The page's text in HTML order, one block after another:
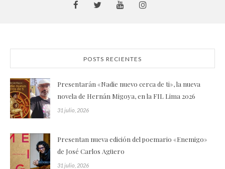
POSTS RECIENTES
Presentarán «Nadie nuevo cerca de ti», la nueva
novela de Hernán Migoya, en la FIL Lima 2026
31 julio, 2026
Presentan nueva edición del poemario «Enemigo»
de José Carlos Agüero
31 julio, 2026